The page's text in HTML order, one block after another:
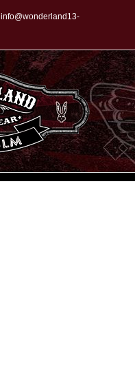
info@wonderland13-